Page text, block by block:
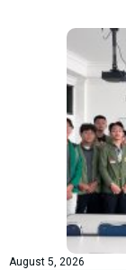
August 5, 2026